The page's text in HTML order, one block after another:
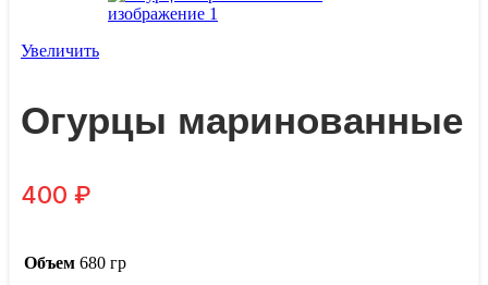
Увеличить
Огурцы маринованные
400 ₽
Объем 680 гр